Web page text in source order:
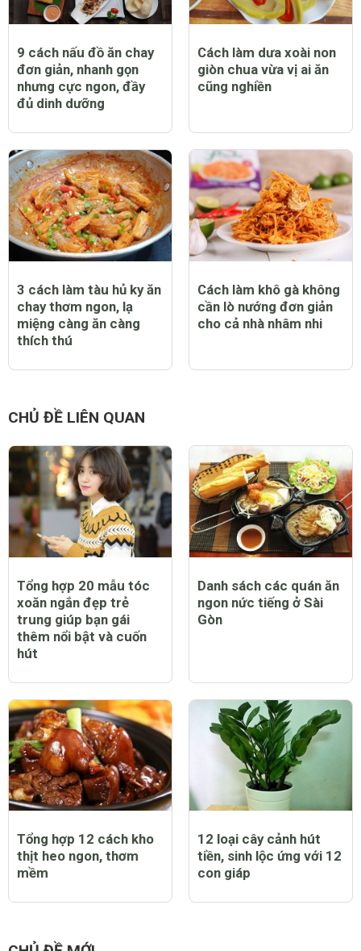
9 cách nấu đồ ăn chay
đơn giản, nhanh gọn
nhưng cực ngon, đầy
đủ dinh dưỡng
Cách làm dưa xoài non
giòn chua vừa vị ai ăn
cũng nghiền
3 cách làm tàu hủ ky ăn
chay thơm ngon, lạ
miệng càng ăn càng
thích thú
Cách làm khô gà không
cần lò nướng đơn giản
cho cả nhà nhâm nhi
CHỦ ĐỀ LIÊN QUAN
Tổng hợp 20 mẫu tóc
xoăn ngắn đẹp trẻ
trung giúp bạn gái
thêm nổi bật và cuốn
hút
Danh sách các quán ăn
ngon nức tiếng ở Sài
Gòn
Tổng hợp 12 cách kho
thịt heo ngon, thơm
mềm
12 loại cây cảnh hút
tiền, sinh lộc ứng với 12
con giáp